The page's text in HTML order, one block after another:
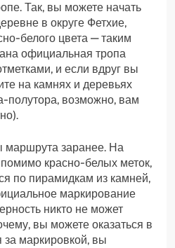
Так, вы можете начать
в округе Фетхие,
белого цвета — таким
официальная тропа
и если вдруг вы
на камнях и деревьях
полутора, возможно, вам
маршрута заранее. На
красно-белых меток,
по пирамидкам из камней,
маркирование
никто не может
вы можете оказаться в
за маркировкой, вы